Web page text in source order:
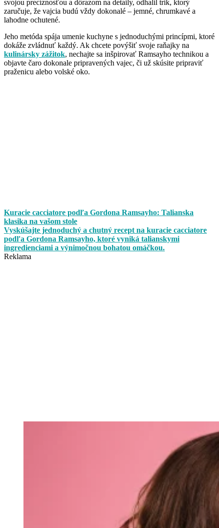
svojou precíznosťou a dôrazom na detaily, odhalil trik, ktorý
zaručuje, že vajcia budú vždy dokonalé – jemné, chrumkavé a
lahodne ochutené.
Jeho metóda spája umenie kuchyne s jednoduchými princípmi, ktoré
dokáže zvládnuť každý. Ak chcete povýšiť svoje raňajky na
kulinársky zážitok, nechajte sa inšpirovať Ramsayho technikou a
objavte čaro dokonale pripravených vajec, či už skúsite pripraviť
praženicu alebo volské oko.
Kuracie cacciatore podľa Gordona Ramsayho: Talianska
klasika na vašom stole
Vyskúšajte jednoduchý a chutný recept na kuracie cacciatore
podľa Gordona Ramsayho, ktoré vyniká talianskymi
ingredienciami a výnimočnou bohatou omáčkou.
Reklama